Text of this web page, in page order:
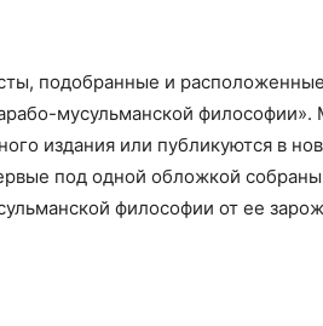
подобранные и
мусульманской
издания или публикуются в
под одной обложкой
философии от ее